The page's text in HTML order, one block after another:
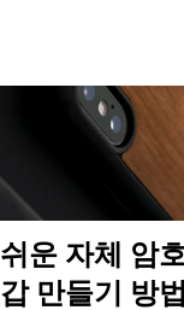
쉬운 자체 암
갑 만들기 방